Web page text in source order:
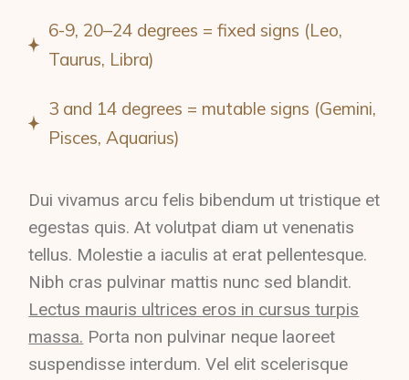
6-9, 20–24 degrees = fixed signs (Leo,
Taurus, Libra)
3 and 14 degrees = mutable signs (Gemini,
Pisces, Aquarius)
Dui vivamus arcu felis bibendum ut tristique et
egestas quis. At volutpat diam ut venenatis
tellus. Molestie a iaculis at erat pellentesque.
Nibh cras pulvinar mattis nunc sed blandit.
Lectus mauris ultrices eros in cursus turpis
massa. Porta non pulvinar neque laoreet
suspendisse interdum. Vel elit scelerisque